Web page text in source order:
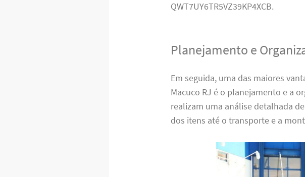
QWT7UY6TR5VZ39KP4XCB.
Planejamento e
Em seguida, uma das maiores
Macuco RJ é o planejamento e a
realizam uma análise detalhada
dos itens até o transporte e a